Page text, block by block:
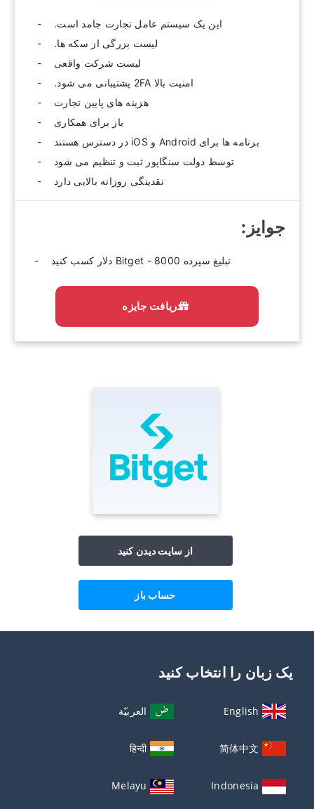
این یک سیستم عامل تجارت جامد است.
لیست بزرگی از سکه ها.
لیست شرکت واقعی
امنیت بالا 2FA پشتیبانی می شود.
هزینه های پایین تجارت
باز برای همکاری
برنامه ها برای Android و iOS در دسترس هستند
توسط دولت سنگاپور ثبت و تنظیم می شود
نقدینگی روزانه بالایی دارد
جوایز:‫
تبلیغ سپرده Bitget - 8000 دلار کسب کنید
دریافت جایزه
از سایت دیدن کنید
حساب باز
یک زبان را انتخاب کنید
English العربيّة
简体中文
हिन्दी
Indonesia
Melayu